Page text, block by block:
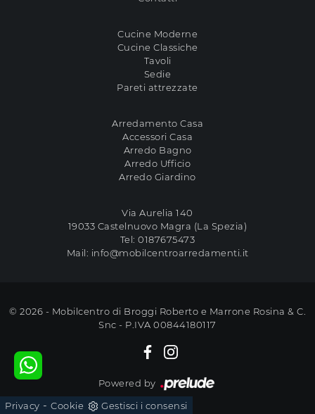
Cucine Moderne
Cucine Classiche
Tavoli
Sedie
Pareti attrezzate
Arredamento Casa
Accessori Casa
Arredo Bagno
Arredo Ufficio
Arredo Giardino
Via Aurelia 140
19033 Castelnuovo Magra (La Spezia)
Tel:0187675473
Mail: info@mobilcentroarredamenti.it
© 2026 - Mobilcentro di Broggi Roberto e Marrone Rosina & C.
Snc - P.IVA 00844180117
Powered by
Privacy - Cookie Gestisci i consensi